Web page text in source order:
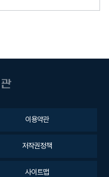
이용약관
저작권정책
사이트맵